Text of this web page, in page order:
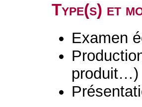
Type(s) et
Examen
produit…)